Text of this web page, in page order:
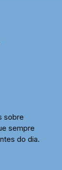
sobre
sempre
do dia.